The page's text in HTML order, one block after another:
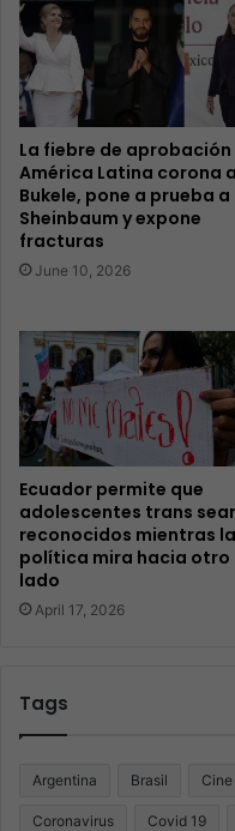
La fiebre de aprobación
América Latina corona a
Bukele, pone a prueba a
Sheinbaum y expone
fracturas
June 10, 2026
Ecuador permite que
adolescentes trans
reconocidos mientras la
política mira hacia otro
lado
April 17, 2026
Tags
Argentina Brasil Cine
Coronavirus Covid 19